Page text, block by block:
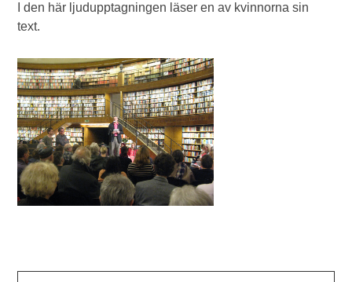
I den här ljudupptagningen läser en av kvinnorna sin
text.